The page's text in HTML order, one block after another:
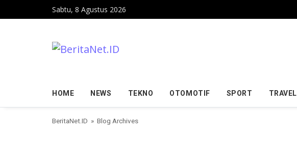
Skip to contentSabtu, 8 Agustus 2026
HOME NEWS TEKNO OTOMOTIF SPORT TRAVEL
BeritaNet.ID » Blog Archives